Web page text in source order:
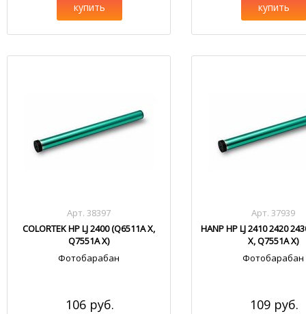
купить купить
Арт. 38397
COLORTEK HP LJ 2400 (Q6511A X,
Q7551A X)
Фотобарабан
106 руб.
Арт. 37939
HANP HP LJ 2410 2420
X, Q7551A X)
Фотобарабан
109 руб.